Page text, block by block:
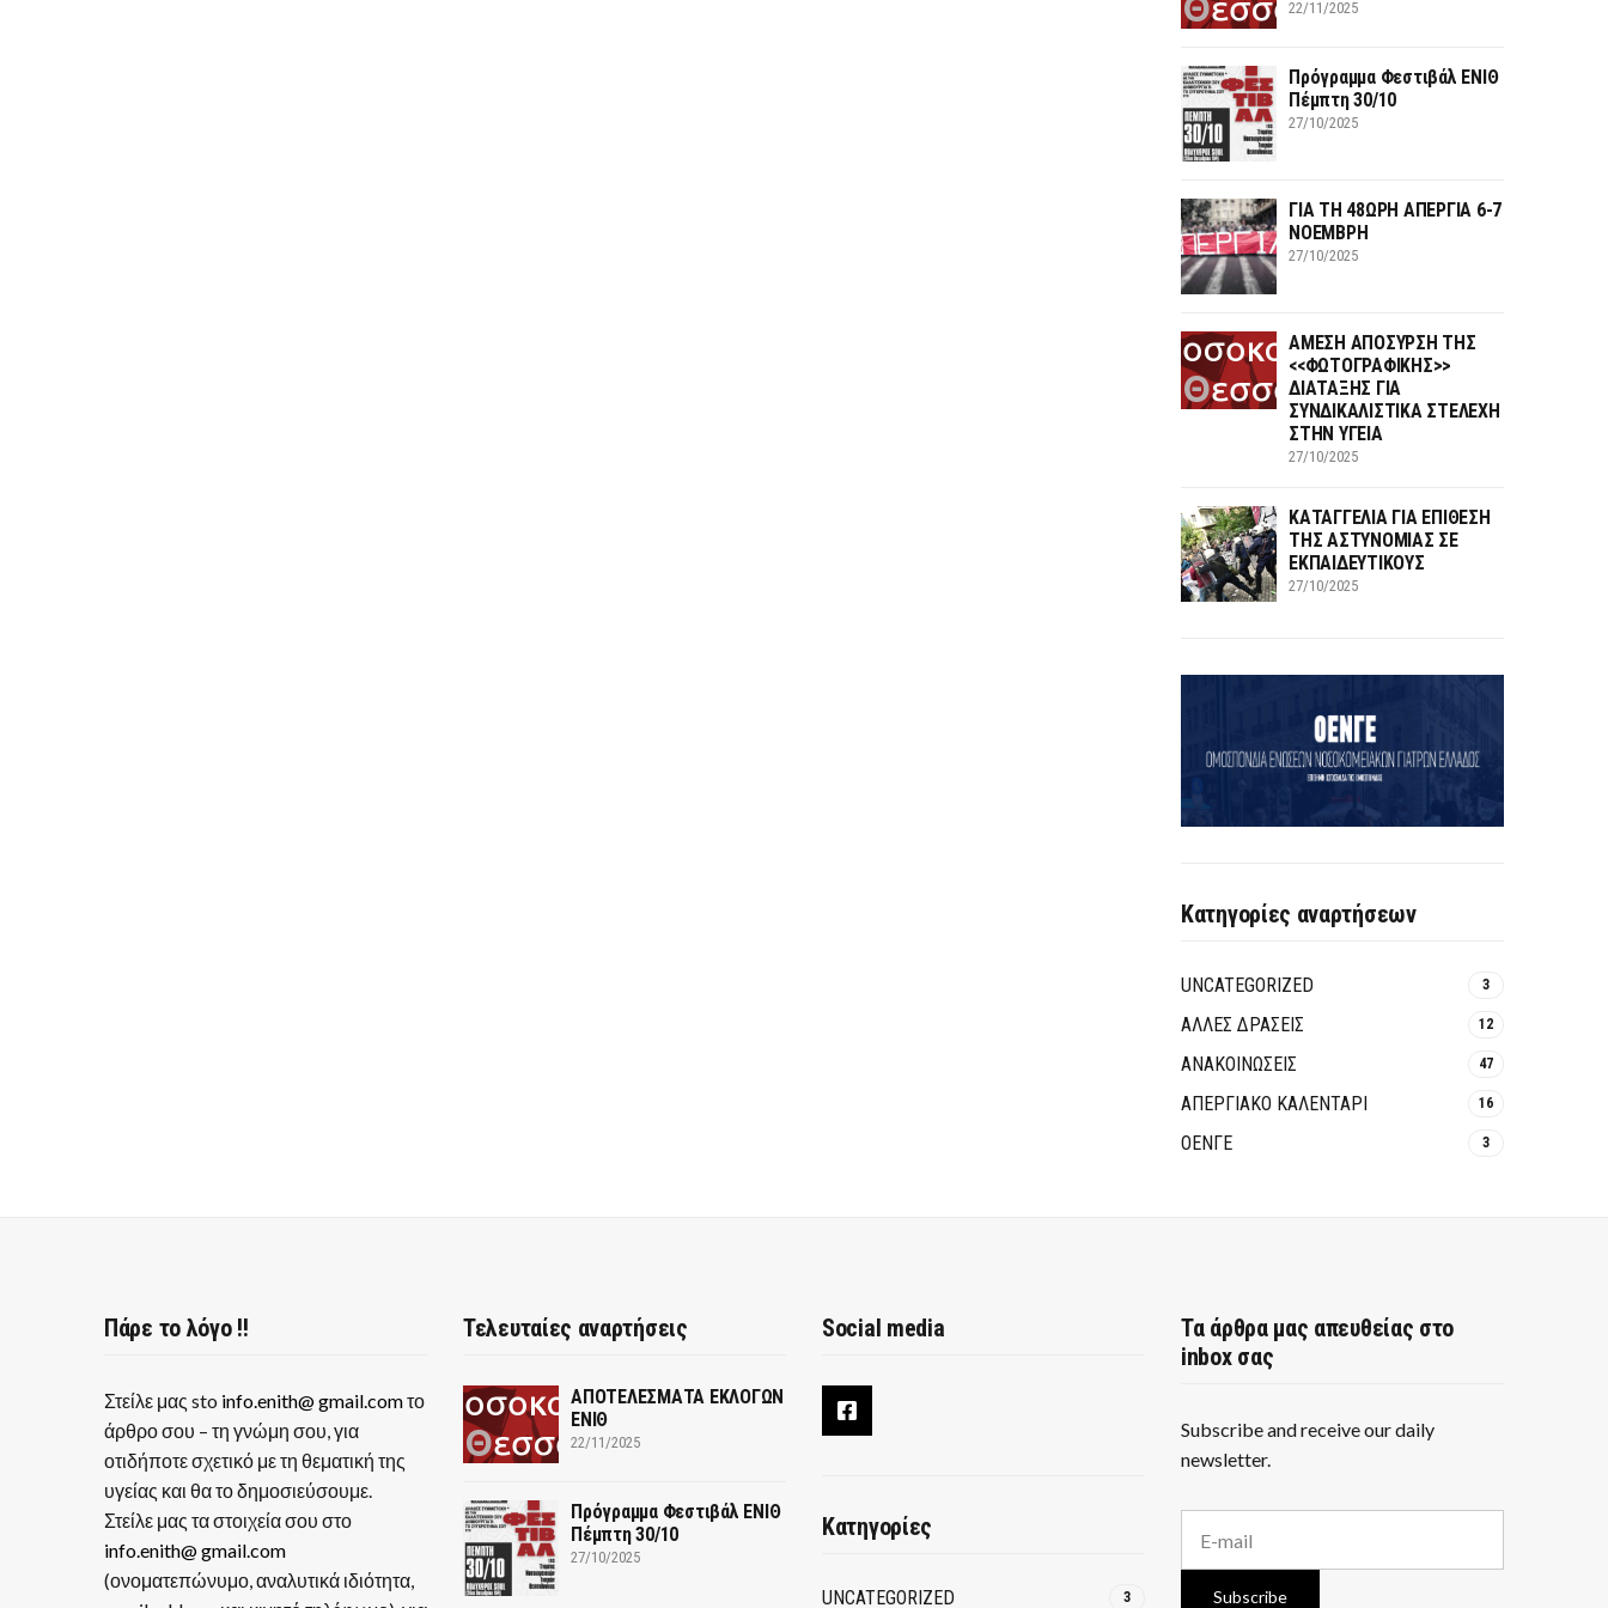
22/11/2025
Πρόγραμμα Φεστιβάλ ΕΝΙΘ
Πέμπτη 30/10
27/10/2025
ΓΙΑ ΤΗ 48ΩΡΗ ΑΠΕΡΓΙΑ 6-7
ΝΟΕΜΒΡΗ
27/10/2025
ΑΜΕΣΗ ΑΠΟΣΥΡΣΗ ΤΗΣ
<<ΦΩΤΟΓΡΑΦΙΚΗΣ>>
ΔΙΑΤΑΞΗΣ ΓΙΑ
ΣΥΝΔΙΚΑΛΙΣΤΙΚΑ ΣΤΕΛΕΧΗ
ΣΤΗΝ ΥΓΕΙΑ
27/10/2025
ΚΑΤΑΓΓΕΛΙΑ ΓΙΑ ΕΠΙΘΕΣΗ
ΤΗΣ ΑΣΤΥΝΟΜΙΑΣ ΣΕ
ΕΚΠΑΙΔΕΥΤΙΚΟΥΣ
27/10/2025
Κατηγορίες αναρτήσεων
UNCATEGORIZED 3
ΑΛΛΕΣ ΔΡΑΣΕΙΣ 12
ΑΝΑΚΟΙΝΩΣΕΙΣ 47
ΑΠΕΡΓΙΑΚΟ ΚΑΛΕΝΤΑΡΙ 16
ΟΕΝΓΕ 3
Πάρε το λόγο !!
Στείλε μας sto info.enith@ gmail.comτο
άρθρο σου – τη γνώμη σου, για
οτιδήποτε σχετικό με τη θεματική της
υγείας και θα το δημοσιεύσουμε.
Στείλε μας τα στοιχεία σου στο
info.enith@ gmail.com
(ονοματεπώνυμο, αναλυτικά ιδιότητα,
Τελευταίες αναρτήσεις
ΑΠΟΤΕΛΕΣΜΑΤΑ ΕΚΛΟΓΩΝ
ΕΝΙΘ
22/11/2025
Πρόγραμμα Φεστιβάλ ΕΝΙΘ
Πέμπτη 30/10
27/10/2025
Social media
Κατηγορίες
UNCATEGORIZED 3
Τα άρθρα μας απευθείας στο
inbox σας
Subscribe and receive our daily
newsletter.
a
Subscribe